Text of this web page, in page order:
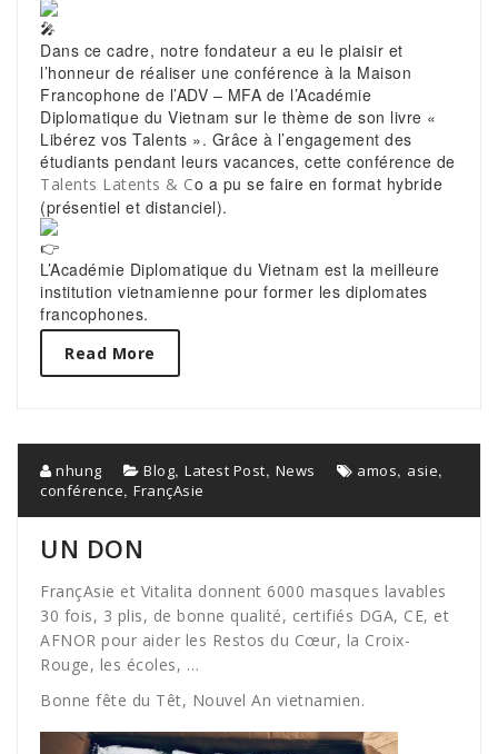
Dans ce cadre, notre fondateur a eu le plaisir et
l’honneur de réaliser une conférence à la Maison
Francophone de l’ADV – MFA de l’Académie
Diplomatique du Vietnam sur le thème de son livre «
Libérez vos Talents ». Grâce à l’engagement des
étudiants pendant leurs vacances, cette conférence de
Talents Latents & Co a pu se faire en format hybride
(présentiel et distanciel).
L’Académie Diplomatique du Vietnam est la meilleure
institution vietnamienne pour former les diplomates
francophones.
Read More
nhung Blog, Latest Post, News amos, asie,
conférence, FrançAsie
UN DON
FrançAsie et Vitalita donnent 6000 masques lavables
30 fois, 3 plis, de bonne qualité, certifiés DGA, CE, et
AFNOR pour aider les Restos du Cœur, la Croix-
Rouge, les écoles, …
Bonne fête du Têt, Nouvel An vietnamien.